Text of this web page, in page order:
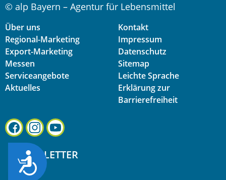
ZUG&AUML;NGLICHKEIT
© alp Bayern – Agentur für Lebensmittel
Über uns
Regional-Marketing
Export-Marketing
Messen
Serviceangebote
Aktuelles
Kontakt
Impressum
Datenschutz
Sitemap
Leichte Sprache
Erklärung zur
Barrierefreiheit
NEWSLETTER